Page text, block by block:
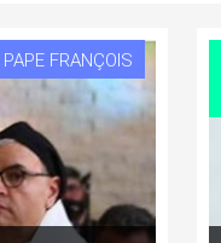
PAPE FRANÇOIS